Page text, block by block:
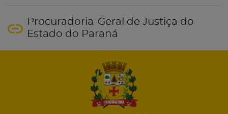
Procuradoria-Geral de Justiça do
Estado do Paraná